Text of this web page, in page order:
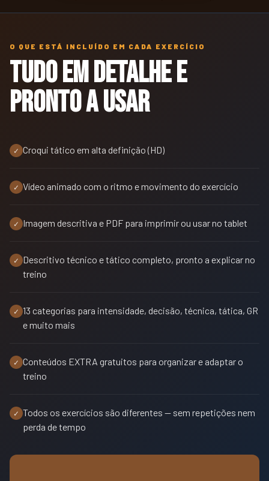
O QUE ESTÁ INCLUÍDO EM CADA EXERCÍCIO
Tudo em detalhe e
pronto a usar
✓ Croqui tático em alta definição (HD)
✓ Vídeo animado com o ritmo e movimento do exercício
✓ Imagem descritiva e PDF para imprimir ou usar no tablet
✓
Descritivo técnico e tático completo, pronto a explicar no
treino
✓ 13 categorias para intensidade, decisão, técnica, tática, GR
e muito mais
✓ Conteúdos EXTRA gratuitos para organizar e adaptar o
treino
✓ Todos os exercícios são diferentes — sem repetições nem
perda de tempo